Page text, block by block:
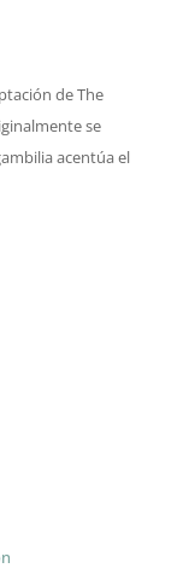
de The
se
acentúa el